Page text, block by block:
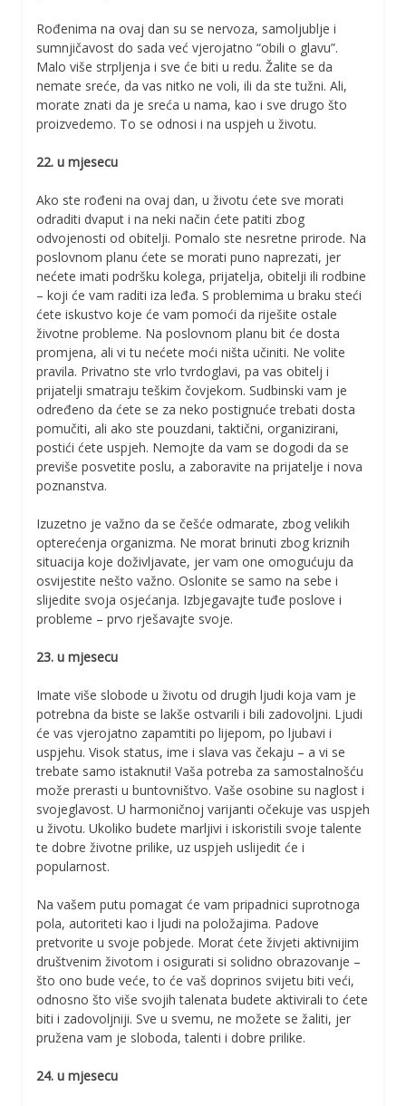
Rođenima na ovaj dan su se nervoza, samoljublje i
sumnjičavost do sada već vjerojatno “obili o glavu”.
Malo više strpljenja i sve će biti u redu. Žalite se da
nemate sreće, da vas nitko ne voli, ili da ste tužni. Ali,
morate znati da je sreća u nama, kao i sve drugo što
proizvedemo. To se odnosi i na uspjeh u životu.
22. u mjesecu
Ako ste rođeni na ovaj dan, u životu ćete sve morati
odraditi dvaput i na neki način ćete patiti zbog
odvojenosti od obitelji. Pomalo ste nesretne prirode. Na
poslovnom planu ćete se morati puno naprezati, jer
nećete imati podršku kolega, prijatelja, obitelji ili rodbine
– koji će vam raditi iza leđa. S problemima u braku steći
ćete iskustvo koje će vam pomoći da riješite ostale
životne probleme. Na poslovnom planu bit će dosta
promjena, ali vi tu nećete moći ništa učiniti. Ne volite
pravila. Privatno ste vrlo tvrdoglavi, pa vas obitelj i
prijatelji smatraju teškim čovjekom. Sudbinski vam je
određeno da ćete se za neko postignuće trebati dosta
pomučiti, ali ako ste pouzdani, taktični, organizirani,
postići ćete uspjeh. Nemojte da vam se dogodi da se
previše posvetite poslu, a zaboravite na prijatelje i nova
poznanstva.
Izuzetno je važno da se češće odmarate, zbog velikih
opterećenja organizma. Ne morat brinuti zbog kriznih
situacija koje doživljavate, jer vam one omogućuju da
osvijestite nešto važno. Oslonite se samo na sebe i
slijedite svoja osjećanja. Izbjegavajte tuđe poslove i
probleme – prvo rješavajte svoje.
23. u mjesecu
Imate više slobode u životu od drugih ljudi koja vam je
potrebna da biste se lakše ostvarili i bili zadovoljni. Ljudi
će vas vjerojatno zapamtiti po lijepom, po ljubavi i
uspjehu. Visok status, ime i slava vas čekaju – a vi se
trebate samo istaknuti! Vaša potreba za samostalnošću
može prerasti u buntovništvo. Vaše osobine su naglost i
svojeglavost. U harmoničnoj varijanti očekuje vas uspjeh
u životu. Ukoliko budete marljivi i iskoristili svoje talente
te dobre životne prilike, uz uspjeh uslijedit će i
popularnost.
Na vašem putu pomagat će vam pripadnici suprotnoga
pola, autoriteti kao i ljudi na položajima. Padove
pretvorite u svoje pobjede. Morat ćete živjeti aktivnijim
društvenim životom i osigurati si solidno obrazovanje –
što ono bude veće, to će vaš doprinos svijetu biti veći,
odnosno što više svojih talenata budete aktivirali to ćete
biti i zadovoljniji. Sve u svemu, ne možete se žaliti, jer
pružena vam je sloboda, talenti i dobre prilike.
24. u mjesecu